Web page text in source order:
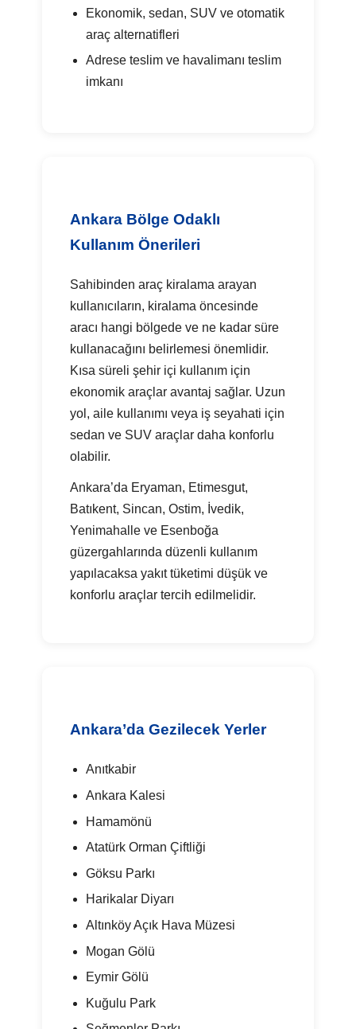
Ekonomik, sedan, SUV ve otomatik
araç alternatifleri
Adrese teslim ve havalimanı teslim
imkanı
Ankara Bölge Odaklı
Kullanım Önerileri
Sahibinden araç kiralama arayan
kullanıcıların, kiralama öncesinde
aracı hangi bölgede ve ne kadar süre
kullanacağını belirlemesi önemlidir.
Kısa süreli şehir içi kullanım için
ekonomik araçlar avantaj sağlar. Uzun
yol, aile kullanımı veya iş seyahati için
sedan ve SUV araçlar daha konforlu
olabilir.
Ankara’da Eryaman, Etimesgut,
Batıkent, Sincan, Ostim, İvedik,
Yenimahalle ve Esenboğa
güzergahlarında düzenli kullanım
yapılacaksa yakıt tüketimi düşük ve
konforlu araçlar tercih edilmelidir.
Ankara’da Gezilecek Yerler
Anıtkabir
Ankara Kalesi
Hamamönü
Atatürk Orman Çiftliği
Göksu Parkı
Harikalar Diyarı
Altınköy Açık Hava Müzesi
Mogan Gölü
Eymir Gölü
Kuğulu Park